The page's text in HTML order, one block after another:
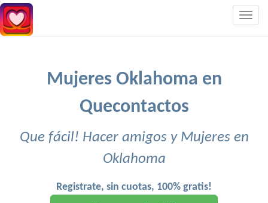
Mujeres Oklahoma en
Quecontactos
Que fácil! Hacer amigos y Mujeres en
Oklahoma
Registrate, sin cuotas, 100% gratis!